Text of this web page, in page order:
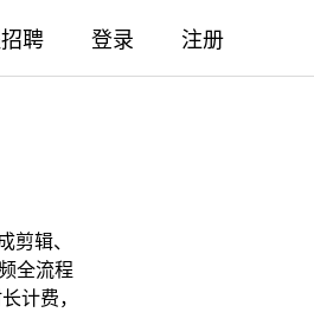
聘 登录 注册
剪辑、
全流程
计费，